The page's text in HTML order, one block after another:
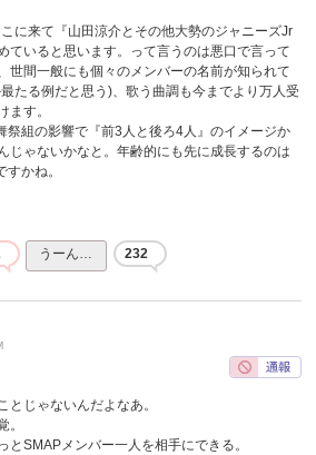
に来て『山田涼介とその他大勢のジャニーズJr
ていると思います。って言うのは悪口で言って
世間一般にも個々のメンバーの名前が知られて
たる例だと思う)、歌う曲調も今までより万人受
ます。
祭組の影響で『前3人と後ろ4人』のイメージか
じゃないかなと。年齢的にも先に成長するのは
かね。
うーん… 232
とじゃないんだよなあ。
。
とSMAPメンバー一人を相手にできる。